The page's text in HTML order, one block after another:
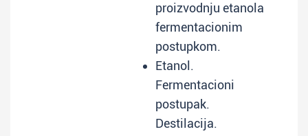
proizvodnju etanola
fermentacionim
postupkom.
Etanol.
Fermentacioni
postupak.
Destilacija.